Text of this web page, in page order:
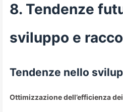
8. Tendenze
sviluppo e
Tendenze nello
Ottimizzazione dell’efficienza